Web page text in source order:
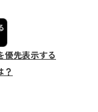
優先表示する
？